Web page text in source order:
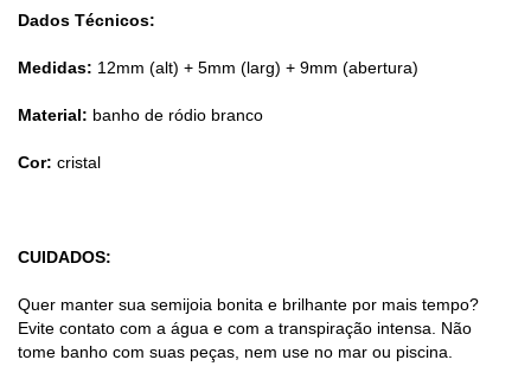
Dados Técnicos:
Medidas: 12mm (alt) + 5mm (larg) + 9mm (abertura)
Material: banho de ródio branco
Cor: cristal
CUIDADOS:
Quer manter sua semijoia bonita e brilhante por mais tempo?
Evite contato com a água e com a transpiração intensa. Não
tome banho com suas peças, nem use no mar ou piscina.